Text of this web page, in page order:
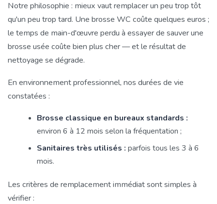
Notre philosophie : mieux vaut remplacer un peu trop tôt
qu'un peu trop tard. Une brosse WC coûte quelques euros ;
le temps de main-d'œuvre perdu à essayer de sauver une
brosse usée coûte bien plus cher — et le résultat de
nettoyage se dégrade.
En environnement professionnel, nos durées de vie
constatées :
Brosse classique en bureaux standards :
environ 6 à 12 mois selon la fréquentation ;
Sanitaires très utilisés : parfois tous les 3 à 6
mois.
Les critères de remplacement immédiat sont simples à
vérifier :